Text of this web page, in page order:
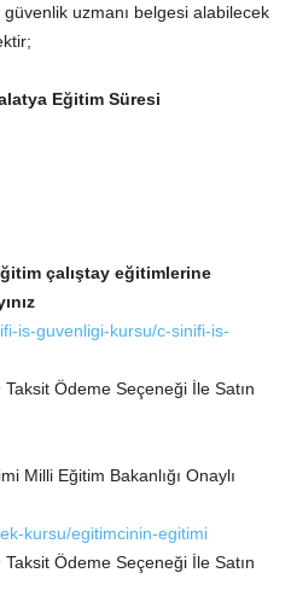
güvenlik uzmanı belgesi alabilecek
Eğitim Süresi
çalıştay eğitimlerine
is-guvenligi-kursu/c-sinifi-is-
Ödeme Seçeneği İle Satın
Milli Eğitim Bakanlığı Onaylı
kursu/egitimcinin-egitimi
Ödeme Seçeneği İle Satın